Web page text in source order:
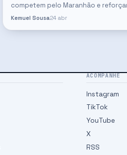
competem pelo Maranhão e
cenário nacional do levantamento
Kemuel Sousa24 abr
ACOMPANHE
Instagram
TikTok
YouTube
X
RSS